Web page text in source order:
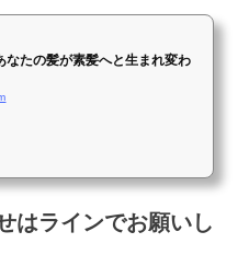
たの髪が素髪へと生まれ変わ
はラインでお願いし